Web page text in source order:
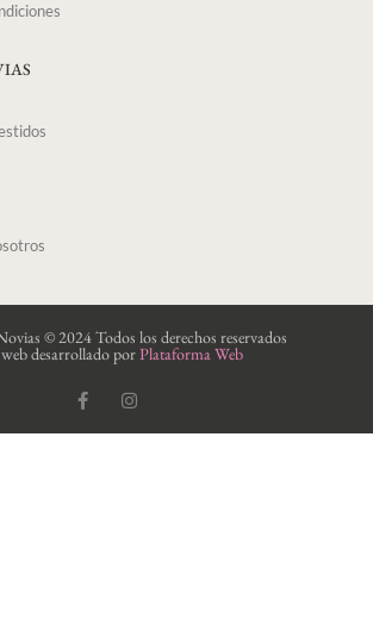
© 2024 Todos los derechos reservados
desarrollado porPlataforma Web